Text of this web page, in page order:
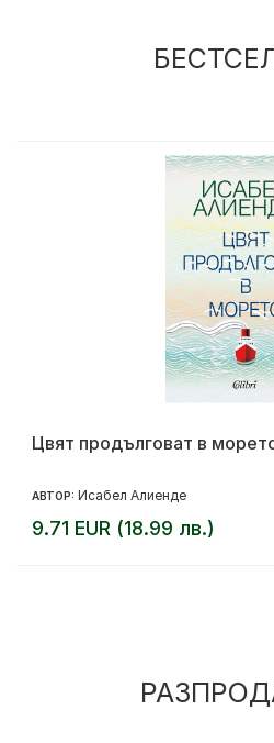
Цвят продълговат в
АВТОР: Исабел Алиенде
9.71 EUR (18.99 лв.)